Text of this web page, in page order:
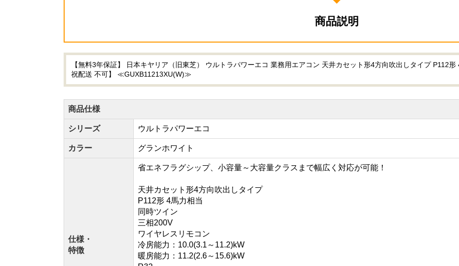
商品説明
【無料3年保証】 日本キヤリア（旧東芝） ウルトラパワーエコ 業務用エアコン 天井カセット形4方向吹出しタイプ P112
祝配送 不可】 ≪GUXB11213XU(W)≫
商品仕様
シリーズ ウルトラパワーエコ
カラー グランホワイト
仕様・
特徴
省エネフラグシップ、小容量～大容量クラスまで幅広く対応が可能！
天井カセット形4方向吹出しタイプ
P112形 4馬力相当
同時ツイン
三相200V
ワイヤレスリモコン
冷房能力：10.0(3.1～11.2)kW
暖房能力：11.2(2.6～15.6)kW